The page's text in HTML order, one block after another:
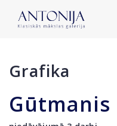
Grafika